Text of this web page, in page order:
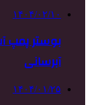
۱۴۰۴/۰۲/۱۰
بوستر پمپ
آبرسانی
۱۴۰۴/۰۱/۲۵